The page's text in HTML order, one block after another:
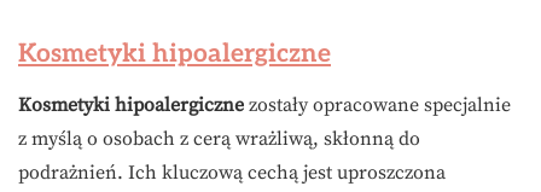
Kosmetyki hipoalergiczne
Kosmetyki hipoalergiczne zostały opracowane specjalnie
z myślą o osobach z cerą wrażliwą, skłonną do
podrażnień. Ich kluczową cechą jest uproszczona